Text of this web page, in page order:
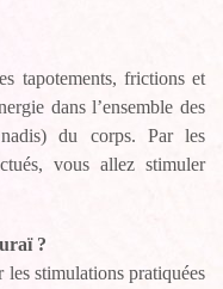
tapotements, frictions et
dans l’ensemble des
du corps. Par les
vous allez stimuler
?
stimulations pratiquées